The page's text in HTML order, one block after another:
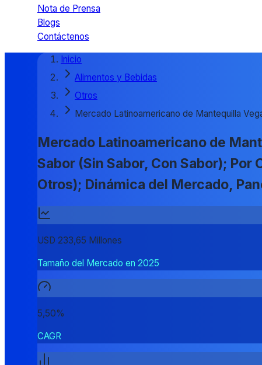
Nota de Prensa
Blogs
Contáctenos
Inicio
Alimentos y Bebidas
Otros
Mercado Latinoamericano de Mantequilla
Mercado Latinoamericano de
Sabor (Sin Sabor, Con Sabor);
Otros); Dinámica del Mercado,
USD 233,65 Millones
Tamaño del Mercado en 2025
5,50%
CAGR